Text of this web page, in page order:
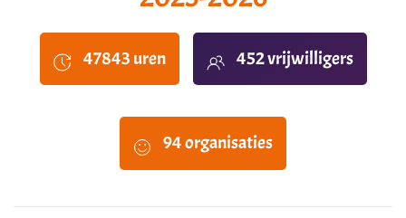
47843 uren 452 vrijwilligers
94 organisaties